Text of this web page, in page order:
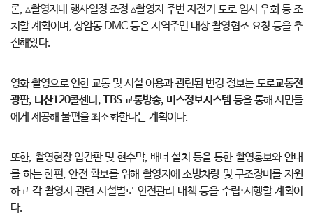
론, ▵촬영지내 행사일정 조정 ▵촬영지 주변 자전거 도로 임시 우회 등 조
치할 계획이며, 상암동 DMC 등은 지역주민 대상 촬영협조 요청 등을 추
진해왔다.
영화 촬영으로 인한 교통 및 시설 이용과 관련된 변경 정보는도로교통전
광판, 다산120콜센터, TBS 교통방송, 버스정보시스템 등을 통해 시민들
에게 제공해 불편을 최소화한다는 계획이다.
또한, 촬영현장 입간판 및 현수막, 배너 설치 등을 통한 촬영홍보와 안내
를 하는 한편, 안전 확보를 위해 촬영지에 소방차량 및 구조장비를 지원
하고 각 촬영지 관련 시설별로 안전관리 대책 등을 수립·시행할 계획이
다.